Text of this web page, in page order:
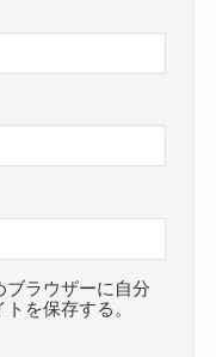
ブラウザーに自分
を保存する。